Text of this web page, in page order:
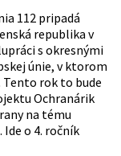
112 pripadá
republika v
s okresnými
únie, v ktorom
Tento rok to bude
Ochranárik
na tému
o 4. ročník